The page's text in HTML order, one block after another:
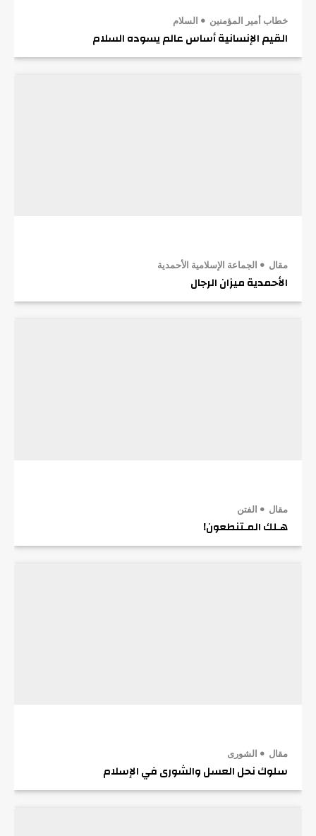
خطاب أمير المؤمنين السلام
القيم الإنسانية أساس عالم يسوده السلام
مقال الجماعة الإسلامية الأحمدية
الأحمدية ميزان الرجال
مقال الفتن
هـلك المـتنطعون!
مقال الشورى
سلوك نحل العسل والشورى في الإسلام